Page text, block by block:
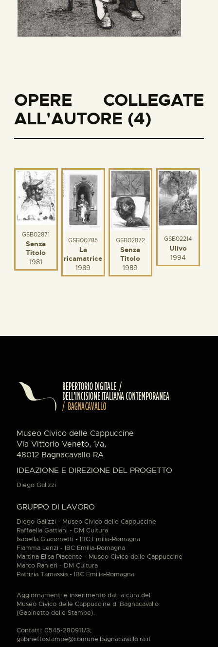
OPERE COLLEGATE
ALL'AUTORE (4)
GSB02871
Senza
Titolo
1981
GSB00785
La
ricamatrice
1989
GSB02872
Senza
Titolo
1989
GSB02214
Ulivo
1994
Museo Civico delle Cappuccine
Via Vittorio Veneto, 1/a,
48012 Bagnacavallo RA
IDEAZIONE E DIREZIONE DEL PROGETTO
Diego Galizzi
GRUPPO DI LAVORO
Diego Galizzi - Museo Civico delle Cappuccine
Raffaella Gattiani - DM Cultura
Isabella Giacometti - IBC Emilia-Romagna
Fiamma Lenzi - IBC Emilia-Romagna
Martina Elisa Piacente - Museo Civico delle Cappuccine
Marco Ranieri - DM Cultura
Patrizia Tamassia - IBC Emilia-Romagna
Aggiornamenti e inserimento dati a cura del
Museo Civico delle Cappuccine di Bagnacavallo
(Gabinetto delle Stampe).
Contatti: 0545-280911/3;
gabinettostampe@comune.bagnacavallo.ra.it